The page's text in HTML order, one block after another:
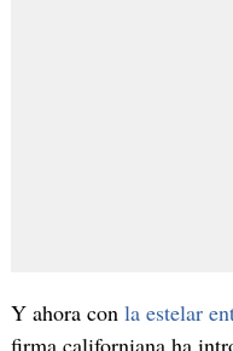
Y ahora con la estelar
firma californiana ha